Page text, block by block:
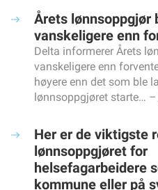
Slik veies sensorbruk opp mot
Nyheter fra
Fasilitator, en rolle som
Realistisk trening – uten
Bør helsefagarbeidere
YTRINGER
Spesialiserte fosterhjem: Når
arbeidsplass
Så … hva nå? Skal
Langvakter krever ansvar –
Årets lønnsoppgjør
vanskeligere enn
Delta informerer Årets
vanskeligere enn
høyere enn det som ble
lønnsoppgjøret starte…
Her er de viktigste
lønnsoppgjøret for
helsefagarbeidere
kommune eller på